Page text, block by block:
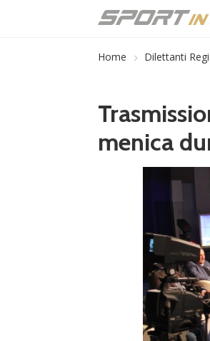
Home Dilettanti
menica